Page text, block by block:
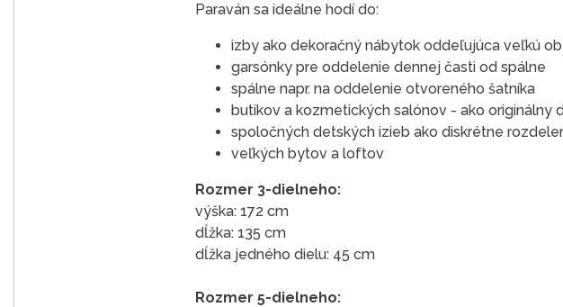
Paraván sa ideálne hodí do:
izby ako dekoračný nábytok oddeľujúca veľkú
garsónky pre oddelenie dennej časti od spálne
spálne napr. na oddelenie otvoreného šatníka
butikov a kozmetických salónov - ako originálny
spoločných detských izieb ako diskrétne
veľkých bytov a loftov
Rozmer 3-dielneho:
výška: 172 cm
dĺžka: 135 cm
dĺžka jedného dielu: 45 cm
Rozmer 5-dielneho: